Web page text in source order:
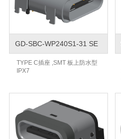
GD-SBC-WP240S1-31 SE
TYPE C插座 ,SMT 板上防水型
IPX7